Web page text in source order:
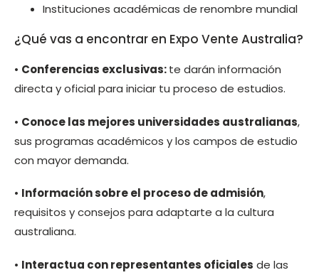
Instituciones académicas de renombre mundial
¿Qué vas a encontrar en Expo Vente Australia?
• Conferencias exclusivas:te darán información
directa y oficial para iniciar tu proceso de estudios.
• Conoce las mejores universidades australianas,
sus programas académicos y los campos de estudio
con mayor demanda.
• Información sobre el proceso de admisión,
requisitos y consejos para adaptarte a la cultura
australiana.
• Interactua con representantes oficiales de las